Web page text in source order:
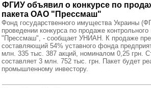
ФГИУ объявил о конкурсе по
пакета ОАО "Прессмаш"
Фонд государственного имущества Украины
проведении конкурса по продаже
"Прессмаш", - сообщает УНИАН. К продаже
составляющий 54% уставного фонда
млн. 335 тыс. 387 акций, номиналом 0,25 грн.
составляет 3 млн. 752 тыс. грн. Пакет будет
промышленному инвестору.